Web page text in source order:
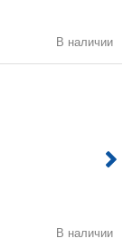
В наличии
В наличии